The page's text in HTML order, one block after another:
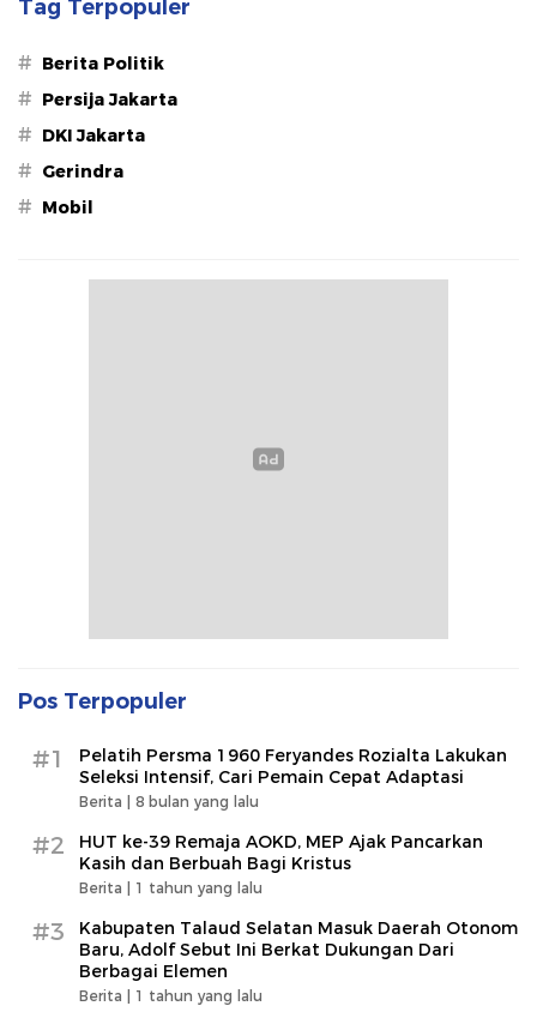
Tag Terpopuler
# Berita Politik
# Persija Jakarta
# DKI Jakarta
# Gerindra
# Mobil
Pos Terpopuler
#1
Pelatih Persma 1960 Feryandes Rozialta Lakukan
Seleksi Intensif, Cari Pemain Cepat Adaptasi​
Berita | 8 bulan yang lalu
#2
HUT ke-39 Remaja AOKD, MEP Ajak Pancarkan
Kasih dan Berbuah Bagi Kristus
Berita | 1 tahun yang lalu
#3
Kabupaten Talaud Selatan Masuk Daerah Otonom
Baru, Adolf Sebut Ini Berkat Dukungan Dari
Berbagai Elemen
Berita | 1 tahun yang lalu